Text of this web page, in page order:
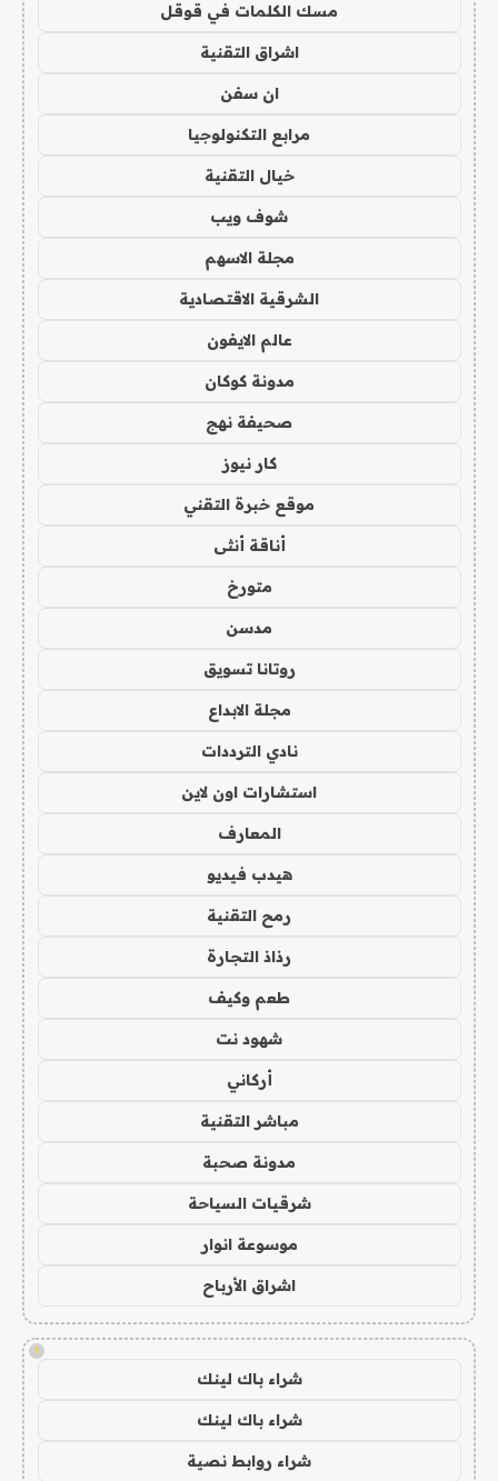
مسك الكلمات في قوقل
اشراق التقنية
ان سفن
مرابع التكنولوجيا
خيال التقنية
شوف ويب
مجلة الاسهم
الشرقية الاقتصادية
عالم الايفون
مدونة كوكان
صحيفة نهج
كار نيوز
موقع خبرة التقني
أناقة أنثى
متورخ
مدسن
روتانا تسويق
مجلة الابداع
نادي الترددات
استشارات اون لاين
المعارف
هيدب فيديو
رمح التقنية
رذاذ التجارة
طعم وكيف
شهود نت
أركاني
مباشر التقنية
مدونة صحبة
شرقيات السياحة
موسوعة انوار
اشراق الأرباح
!
شراء باك لينك
شراء باك لينك
شراء روابط نصية